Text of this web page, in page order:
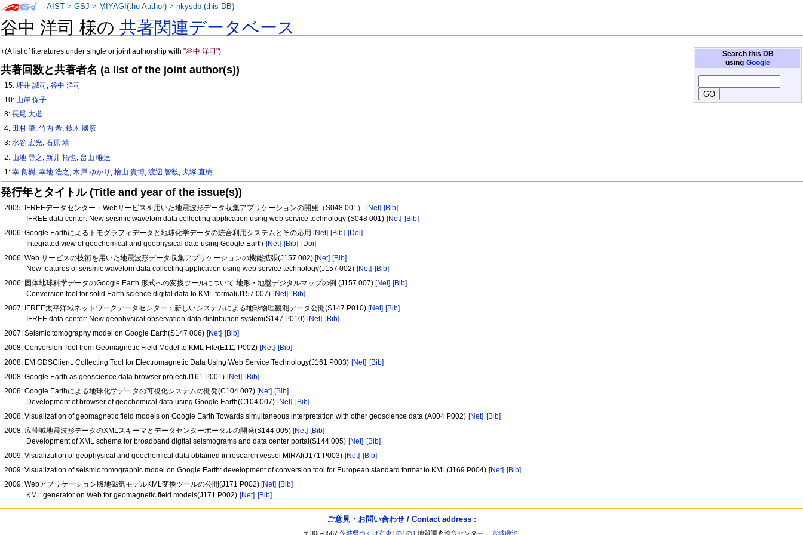
谷中 洋司 様の共著関連データベース
Search this DB
using Google
+(A list of literatures under single or joint authorship with"谷中 洋司")
共著回数と共著者名 (a list of the joint author(s))
15:坪井 誠司 ,谷中 洋司
10: 山岸 保子
8:長尾 大道
4: 田村 肇,竹内 希,鈴木 勝彦
3:水谷 宏光,石原 靖
2: 山地 尋之 ,新井 拓也 畠山 唯達
1:幸 良樹 ,幸地 浩之 木戸 ゆかり ,檜山 貴博 ,渡辺 智毅 ,犬塚 直樹
発行年とタイトル (Title and year of the issue(s))
2005: IFREEデータセンター：Webサービスを用いた地震波形データ収集アプリケーションの開発（S048 001） [Net] [Bib]
IFREE data center: New seismic wavefom data collecting application using web service technology (S048 001) [Net] [Bib]
2006: Google Earthによるトモグラフィデータと地球化学データの統合利用システムとその応用 [Net] [Bib] [Doi]
Integrated view of geochemical and geophysical date using Google Earth [Net] [Bib] [Doi]
2006: Web サービスの技術を用いた地震波形データ収集アプリケーションの機能拡張(J157 002) [Net] [Bib]
New features of seismic wavefom data collecting application using web service technology(J157 002) [Net] [Bib]
2006: 固体地球科学データのGoogle Earth 形式への変換ツールについて 地形・地盤デジタルマップの例 (J157 007) [Net] [Bib]
Conversion tool for solid Earth science digital data to KML format(J157 007) [Net] [Bib]
2007: IFREE太平洋域ネットワークデータセンター：新しいシステムによる地球物理観測データ公開(S147 P010) [Net] [Bib]
IFREE data center: New geophysical observation data distribution system(S147 P010) [Net] [Bib]
2007: Seismic tomography model on Google Earth(S147 006) [Net] [Bib]
2008: Conversion Tool from Geomagnetic Field Model to KML File(E111 P002) [Net] [Bib]
2008: EM GDSClient: Collecting Tool for Electromagnetic Data Using Web Service Technology(J161 P003) [Net] [Bib]
2008: Google Earth as geoscience data browser project(J161 P001) [Net] [Bib]
2008: Google Earthによる地球化学データの可視化システムの開発(C104 007)[Net] [Bib]
Development of browser of geochemical data using Google Earth(C104 007) [Net] [Bib]
2008: Visualization of geomagnetic field models on Google Earth Towards simultaneous interpretation with other geoscience data (A004 P002) [Net] [Bib]
2008: 広帯域地震波形データのXMLスキーマとデータセンターポータルの開発(S144 005)[Net] [Bib]
Development of XML schema for broadband digital seismograms and data center portal(S144 005) [Net] [Bib]
2009: Visualization of geophysical and geochemical data obtained in research vessel MIRAI(J171 P003) [Net] [Bib]
2009: Visualization of seismic tomographic model on Google Earth: development of conversion tool for European standard format to KML(J169 P004) [Net] [Bib]
2009: Webアプリケーション版地磁気モデルKML変換ツールの公開(J171 P002)[Net] [Bib]
KML generator on Web for geomagnetic field models(J171 P002) [Net] [Bib]
AIST >GSJ > MIYAGI(the Author) >nkysdb (this DB)
ご意見・お問い合わせ / Contact address :
〒305-8567茨城県つくば市東1の1の1 地質調査総合センター，宮城磯治